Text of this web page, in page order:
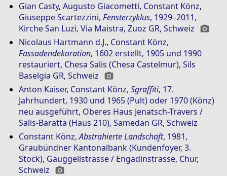
Gian Casty,Augusto Giacometti, Constant Könz,
Giuseppe Scartezzini,Fensterzyklus, 1929–2011,
Kirche San Luzi, Via Maistra, Zuoz GR, Schweiz photo_camera
Nicolaus Hartmann d.J., Constant Könz,
Fassadendekoration, 1602 erstellt, 1905 und 1990
restauriert, Chesa Salis (Chesa Castelmur), Sils
Baselgia GR, Schweiz photo_camera
Anton Kaiser, Constant Könz,Sgraffiti, 17.
Jahrhundert, 1930 und 1965 (Pult) oder 1970 (Könz)
neu ausgeführt, Oberes Haus Jenatsch-Travers /
Salis-Baratta (Haus 210), Samedan GR, Schweiz
Constant Könz,Abstrahierte Landschaft, 1981,
Graubündner Kantonalbank (Kundenfoyer, 3.
Stock), Gäuggelistrasse / Engadinstrasse, Chur,
Schweiz photo_camera